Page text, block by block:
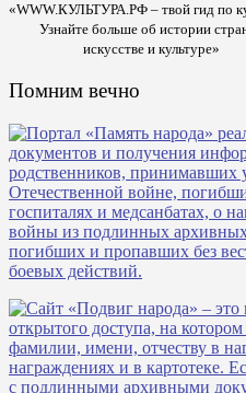
«WWW.КУЛЬТУРА.РФ – твой гид по
Узнайте больше об истории
искусстве и культуре»
Помним вечно